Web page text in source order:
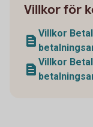
Villkor för
Villkor
Villkor